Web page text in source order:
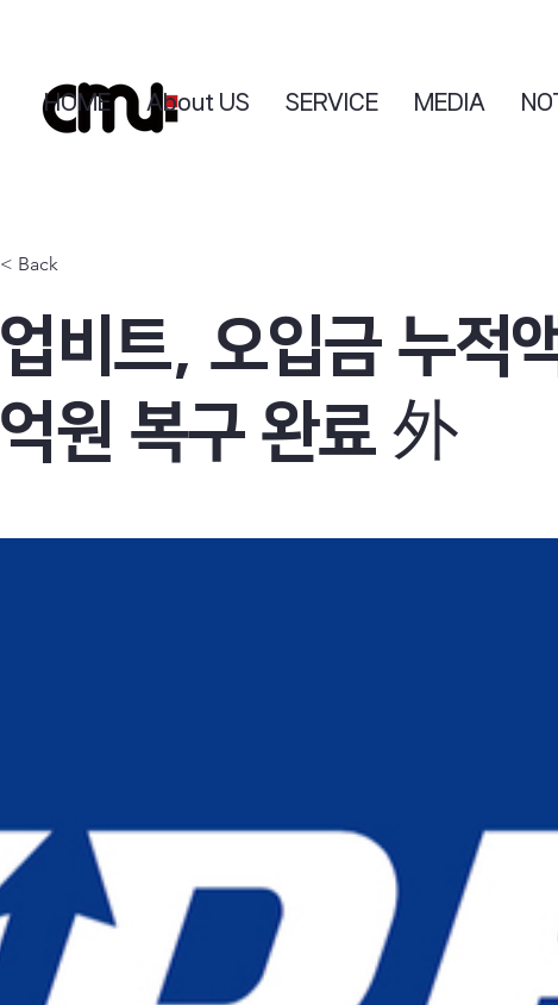
HOME About US SERVICE MEDIA
< Back
업비트, 오입금 누적
억원 복구 완료 外